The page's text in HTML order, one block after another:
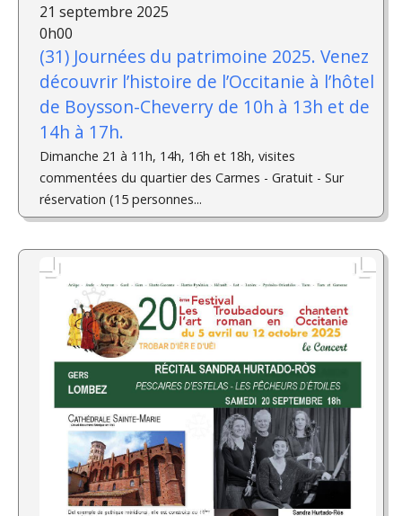
21 septembre 2025
0h00
(31) Journées du patrimoine 2025. Venez
découvrir l’histoire de l’Occitanie à l’hôtel
de Boysson-Cheverry de 10h à 13h et de
14h à 17h.
Dimanche 21 à 11h, 14h, 16h et 18h, visites
commentées du quartier des Carmes - Gratuit - Sur
réservation (15 personnes...